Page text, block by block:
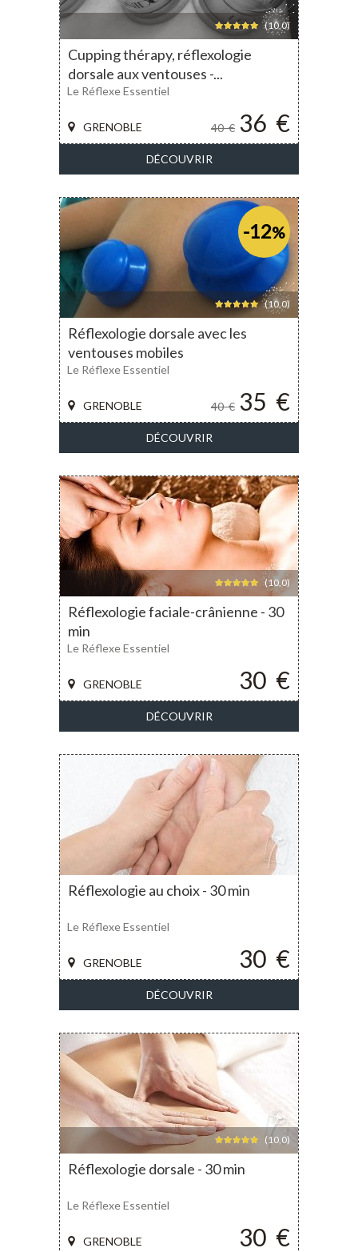
(10,0)
Cupping thérapy, réflexologie
dorsale aux ventouses -...
40€ 36 €
GRENOBLE
Le Réflexe Essentiel
DÉCOUVRIR
-12%
(10,0)
Réflexologie dorsale avec les
ventouses mobiles
40€ 35 €
GRENOBLE
Le Réflexe Essentiel
DÉCOUVRIR
(10,0)
Réflexologie faciale-crânienne - 30
min
30 €
GRENOBLE
Le Réflexe Essentiel
DÉCOUVRIR
Réflexologie au choix - 30 min
30 €
GRENOBLE
Le Réflexe Essentiel
DÉCOUVRIR
(10,0)
Réflexologie dorsale - 30 min
30 €
GRENOBLE
Le Réflexe Essentiel